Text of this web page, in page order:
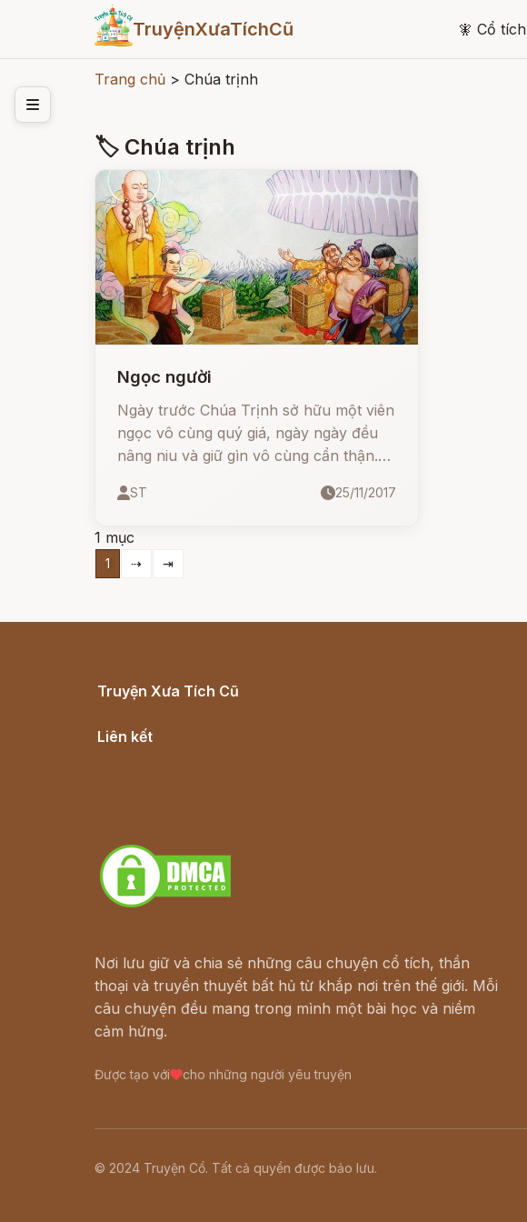
TruyệnXưaTíchCũ 🧚 Cổ tích
Trang chủ > Chúa trịnh
🏷 Chúa trịnh
Ngọc người
Ngày trước Chúa Trịnh sở hữu một viên
ngọc vô cùng quý giá, ngày ngày đều
nâng niu và giữ gìn vô cùng cẩn thận.
nhiều quan thần trong triều tới tham gia,
khoe khoang.
ST 25/11/2017
1 mục
1 ⇢ ⇥
Truyện Xưa Tích Cũ
Liên kết
Nơi lưu giữ và chia sẻ những câu chuyện cổ tích, thần
thoại và truyền thuyết bất hủ từ khắp nơi trên thế giới. Mỗi
câu chuyện đều mang trong mình một bài học và niềm
cảm hứng.
Được tạo với cho những người yêu truyện
© 2024 Truyện Cổ. Tất cả quyền được bảo lưu.